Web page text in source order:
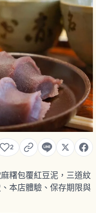
2
糬包覆紅豆泥，三道紋
本店體驗、保存期限與